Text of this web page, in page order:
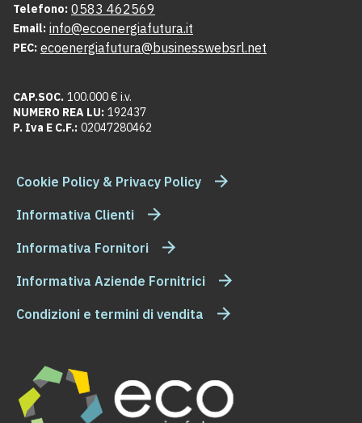
Telefono: 0583 462569
Email: info@ecoenergiafutura.it
PEC: ecoenergiafutura@businesswebsrl.net
CAP.SOC. 100.000 € i.v.
NUMERO REA LU: 192437
P. Iva E C.F.: 02047280462
Cookie Policy & Privacy Policy
Informativa Clienti
Informativa Fornitori
Informativa Aziende Fornitrici
Condizioni e termini di vendita